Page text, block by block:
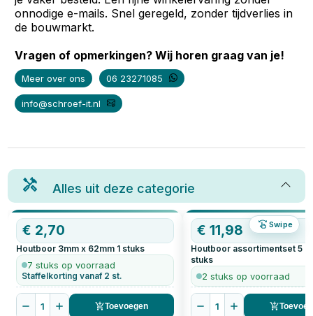
onnodige e-mails. Snel geregeld, zonder tijdverlies in
de bouwmarkt.
Vragen of opmerkingen? Wij horen graag van je!
Meer over ons 06 23271085
info@schroef-it.nl
Alles uit deze categorie
Swipe
€ 2,70
Houtboor 3mm x 62mm 1 stuks
7 stuks op voorraad
Staffelkorting vanaf 2 st.
1 Toevoegen
€11,98
Houtboor assortimentset 5
stuks
2 stuks op voorraad
1